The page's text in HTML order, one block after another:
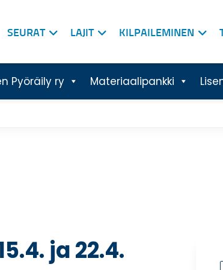
SEURAT LAJIT KILPAILEMINEN
Pyöräily ry Materiaalipankki
ja 22.4.